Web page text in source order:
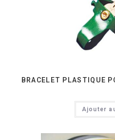
BRACELET PLASTIQUE
Ajouter